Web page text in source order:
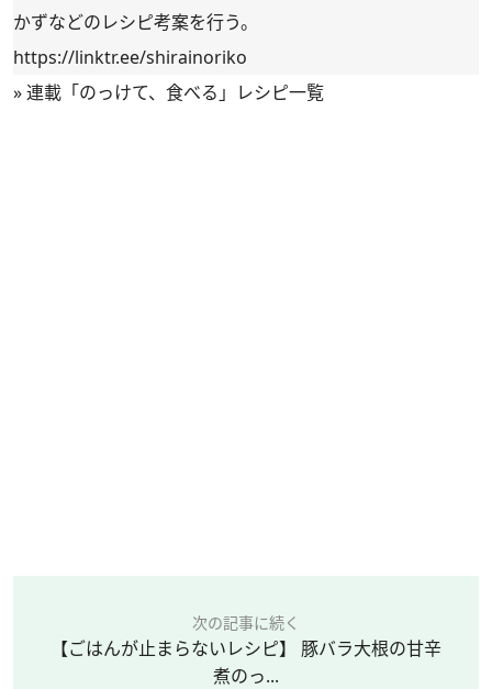
かずなどのレシピ考案を行う。
https://linktr.ee/shirainoriko
»連載「のっけて、食べる」レシピ一覧
次の記事に続く
【ごはんが止まらないレシピ】 豚バラ大根の甘辛
煮のっ...